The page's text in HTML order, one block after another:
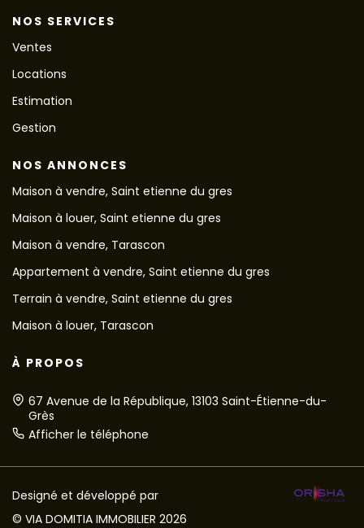
NOS SERVICES
Ventes
Locations
Estimation
Gestion
NOS ANNONCES
Maison à vendre, Saint etienne du gres
Maison à louer, Saint etienne du gres
Maison à vendre, Tarascon
Appartement à vendre, Saint etienne du gres
Terrain à vendre, Saint etienne du gres
Maison à louer, Tarascon
À PROPOS
67 Avenue de la République, 13103 Saint-Étienne-du-
Grès
Afficher le téléphone
Designé et développé par
© VIA DOMITIA IMMOBILIER 2026